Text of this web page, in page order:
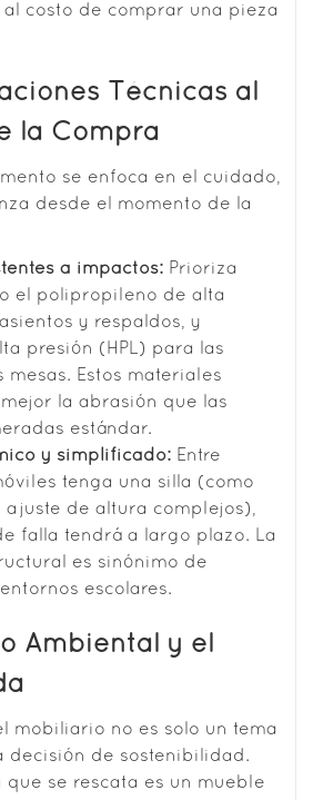
costo de comprar una pieza
Técnicas al
la Compra
se enfoca en el cuidado,
desde el momento de la
a impactos: Prioriza
el polipropileno de alta
y respaldos, y
presión (HPL) para las
mesas. Estos materiales
la abrasión que las
estándar.
y simplificado: Entre
tenga una silla (como
ajuste de altura complejos),
falla tendrá a largo plazo. La
es sinónimo de
escolares.
Ambiental y el
mobiliario no es solo un tema
decisión de sostenibilidad.
que se rescata es un mueble